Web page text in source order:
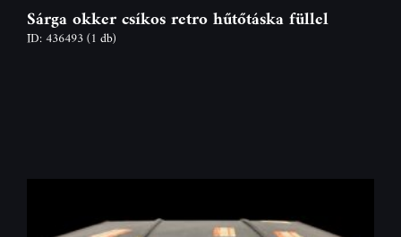
Sárga okker csíkos retro hűtőtáska füllel
ID: 436493(1 db)